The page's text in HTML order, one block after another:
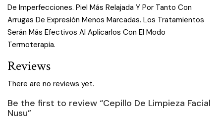
De Imperfecciones. Piel Más Relajada Y Por Tanto Con
Arrugas De Expresión Menos Marcadas. Los Tratamientos
Serán Más Efectivos Al Aplicarlos Con El Modo
Termoterapia.
Reviews
There are no reviews yet.
Be the first to review “Cepillo De Limpieza Facial
Nusu”